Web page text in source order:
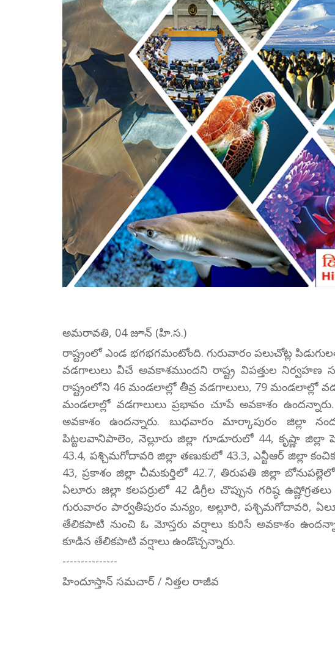
అమరావతి, 04 జూన్ (హి.స.)
రాష్ట్రంలో ఎండ భగభగమంటోంది. గురువారం పలుచోట్ల
వడగాలులు వీచే అవకాశముందని రాష్ట్ర విపత్తుల నిర్వహణ
రాష్ట్రంలోని 46 మండలాల్లో తీవ్ర వడగాలులు, 79 మండలాల్లో
మండలాల్లో వడగాలులు ప్రభావం చూపే అవకాశం
అవకాశం ఉందన్నారు. బుధవారం మార్కాపురం జిల్లా
పిట్టలవానిపాలెం, నెల్లూరు జిల్లా గూడూరులో 44, కృష్ణా
43.4, పశ్చిమగోదావరి జిల్లా తణుకులో 43.3, ఎన్టీఆర్ జిల్లా
43, ప్రకాశం జిల్లా చీమకుర్తిలో 42.7, తిరుపతి జిల్లా
ఏలూరు జిల్లా కలపర్రులో 42 డిగ్రీల చొప్పున గరిష్ఠ
గురువారం పార్వతీపురం మన్యం, అల్లూరి, పశ్చిమగోదావరి,
తేలికపాటి నుంచి ఓ మోస్తరు వర్షాలు కురిసే అవకాశం
కూడిన తేలికపాటి వర్షాలు ఉండొచ్చన్నారు.
---------------
హిందూస్తాన్ సమచార్ / నిత్తల రాజీవ